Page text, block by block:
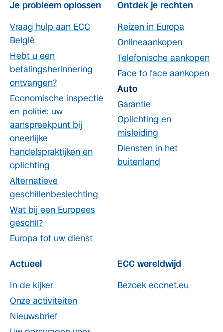
Je probleem oplossen
Vraag hulp aan ECC
België
Hebt u een
betalingsherinnering
ontvangen?
Economische inspectie
en politie: uw
aanspreekpunt bij
oneerlijke
handelspraktijken en
oplichting
Alternatieve
geschillenbeslechting
Wat bij een Europees
geschil?
Europa tot uw dienst
Ontdek je rechten
Reizen in Europa
Onlineaankopen
Telefonische aankopen
Face to face aankopen
Auto
Garantie
Oplichting en
misleiding
Diensten in het
buitenland
Actueel
In de kijker
Onze activiteiten
Nieuwsbrief
ECC wereldwijd
Bezoek eccnet.eu